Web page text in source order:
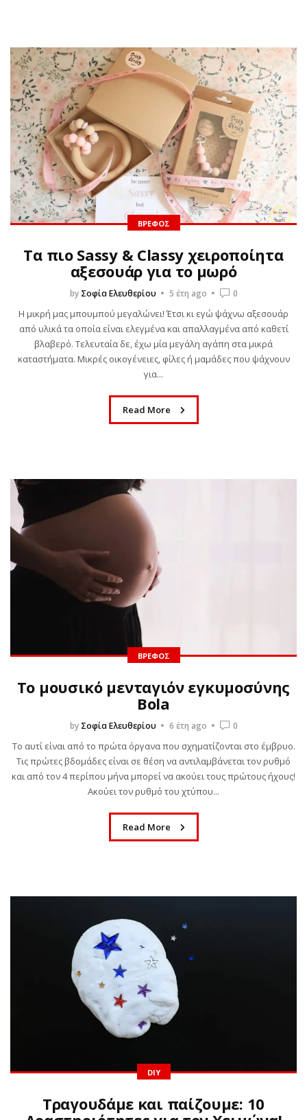
ΒΡΈΦΟΣ
Τα πιο Sassy & Classy χειροποίητα
αξεσουάρ για το μωρό
by Σοφία Ελευθερίου 5 έτη ago 0
Η μικρή μας μπουμπού μεγαλώνει! Έτσι κι εγώ ψάχνω αξεσουάρ
από υλικά τα οποία είναι ελεγμένα και απαλλαγμένα από καθετί
βλαβερό. Τελευταία δε, έχω μία μεγάλη αγάπη στα μικρά
καταστήματα. Μικρές οικογένειες, φίλες ή μαμάδες που ψάχνουν
για...
Read More
ΒΡΈΦΟΣ
Το μουσικό μενταγιόν εγκυμοσύνης
Bola
by Σοφία Ελευθερίου 6 έτη ago 0
Το αυτί είναι από το πρώτα όργανα που σχηματίζονται στο έμβρυο.
Τις πρώτες βδομάδες είναι σε θέση να αντιλαμβάνεται τον ρυθμό
και από τον 4 περίπου μήνα μπορεί να ακούει τους πρώτους ήχους!
Ακούει τον ρυθμό του χτύπου...
Read More
DIY
Τραγουδάμε και παίζουμε: 10